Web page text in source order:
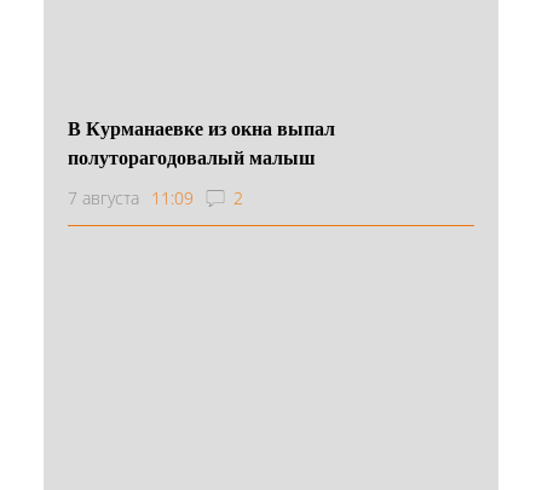
В Курманаевке из окна выпал
полуторагодовалый малыш
7 августа 11:09 2